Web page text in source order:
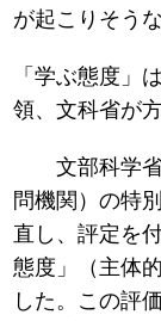
が起こりそう
「学ぶ態度
領、文科省が
文部科学省
問機関）の特
直し、評定を
態度」（主体
した。この評